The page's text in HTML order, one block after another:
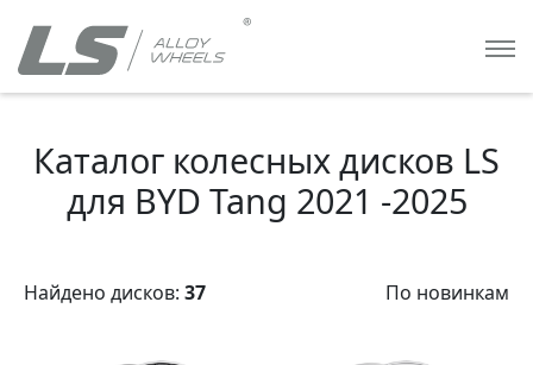
Каталог колесных дисков LS
для BYD Tang 2021 -2025
Найдено дисков: 37 По новинкам